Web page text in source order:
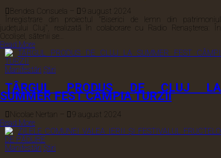
Bendea Consuela
9 august 2024
Înregistrare din proiectul "Biserici de lemn din patrimoniul
județului Cluj", realizată în colaborare cu Radio Renașterea: În
Ocolișel, sătenii se...
Read More
Manifestări Știri
TÂRGUL PRODUS DE CLUJ LA
SUMMER FEST CÂMPIA TURZII
Nicolae Nertan
9 august 2024
Read More
Manifestări Știri